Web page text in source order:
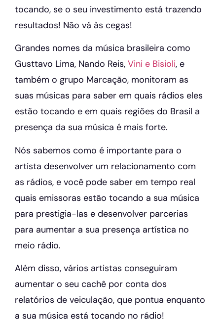
tocando, se o seu investimento está trazendo
resultados! Não vá às cegas!
Grandes nomes da música brasileira como
Gusttavo Lima, Nando Reis, Vini e Bisioli, e
também o grupo Marcação, monitoram as
suas músicas para saber em quais rádios eles
estão tocando e em quais regiões do Brasil a
presença da sua música é mais forte.
Nós sabemos como é importante para o
artista desenvolver um relacionamento com
as rádios, e você pode saber em tempo real
quais emissoras estão tocando a sua música
para prestigia-las e desenvolver parcerias
para aumentar a sua presença artística no
meio rádio.
Além disso, vários artistas conseguiram
aumentar o seu cachê por conta dos
relatórios de veiculação, que pontua enquanto
a sua música está tocando no rádio!